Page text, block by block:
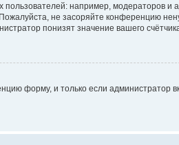
например, модераторов и
не засоряйте конференцию
понизят значение вашего
форму, и только если администратор